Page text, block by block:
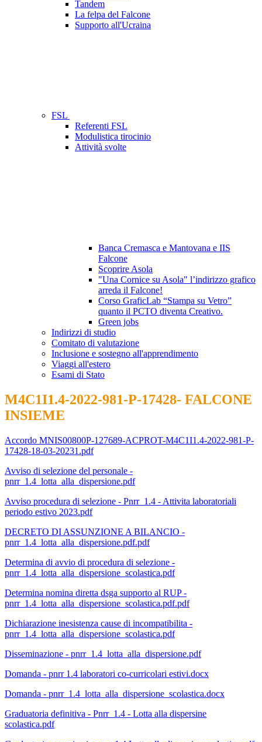
Tandem
La felpa del Falcone
Supporto all'Ucraina
FSL
Referenti FSL
Modulistica tirocinio
Attività svolte
Banca Cremasca e Mantovana e IIS
Falcone
Scoprire Asola
"Una Cornice su Asola" l’indirizzo grafico
arreda il Falcone!
Corso GraficLab “Stampa su Vetro”
quanto il PCTO diventa Creativo.
Green jobs
Indirizzi di studio
Comitato di valutazione
Inclusione e sostegno all'apprendimento
Viaggi all'estero
Esami di Stato
M4C1I1.4-2022-981-P-17428- FALCONE
INSIEME
Accordo MNIS00800P-127689-ACPROT-M4C1I1.4-2022-981-P-
17428-18-03-20231.pdf
Avviso di selezione del personale -
pnrr_1.4_lotta_alla_dispersione.pdf
Avviso procedura di selezione - Pnrr_1.4 - Attivita laboratoriali
periodo estivo 2023.pdf
DECRETO DI ASSUNZIONE A BILANCIO -
pnrr_1.4_lotta_alla_dispersione.pdf.pdf
Determina di avvio di procedura di selezione -
pnrr_1.4_lotta_alla_dispersione_scolastica.pdf
Determina nomina diretta dsga supporto al RUP -
pnrr_1.4_lotta_alla_dispersione_scolastica.pdf.pdf
Dichiarazione inesistenza cause di incompatibilita -
pnrr_1.4_lotta_alla_dispersione_scolastica.pdf
Disseminazione - pnrr_1.4_lotta_alla_dispersione.pdf
Domanda - pnrr 1.4 laboratori co-curricolari estivi.docx
Domanda - pnrr_1.4_lotta_alla_dispersione_scolastica.docx
Graduatoria definitiva - Pnrr_1.4 - Lotta alla dispersine
scolastica.pdf